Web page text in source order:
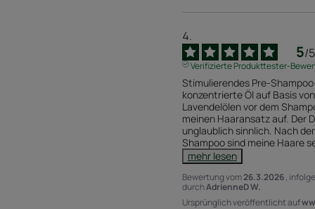
5/5
Verifizierte Produkttester-
Stimulierendes Pre-
konzentrierte Öl auf Basis
Lavendelölen vor dem
meinen Haaransatz auf. Der
unglaublich sinnlich. Nach
Shampoo sind meine Haare
mehr lesen
Bewertung vom26.3.2026,
durchAdrienneD W.
Ursprünglich veröffentlicht auf